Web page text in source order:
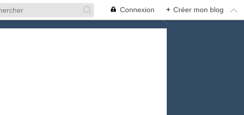
Connexion + Créer mon blog